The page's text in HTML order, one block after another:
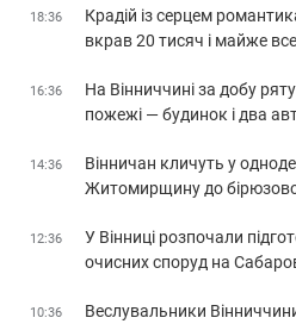
18:36
Крадій із серцем
вкрав 20 тисяч і майже
16:36
На Вінниччині за добу
пожежі — будинок і два
14:36
Вінничан кличуть у
Житомирщину до
12:36
У Вінниці розпочали
очисних споруд на
10:36
Веслувальники